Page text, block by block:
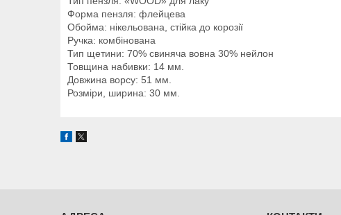
Форма пензля: флейцева
Обойма: нікельована, стійка до корозії
Ручка: комбінована
Тип щетини: 70% свиняча вовна 30% нейлон
Товщина набивки: 14 мм.
Довжина ворсу: 51 мм.
Розміри, ширина: 30 мм.